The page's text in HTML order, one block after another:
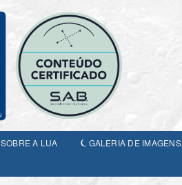
SOBRE A LUA
GALERIA DE IMAGENS